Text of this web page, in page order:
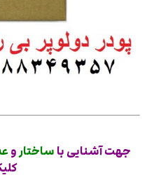
جهت آشنایی با ساختارو